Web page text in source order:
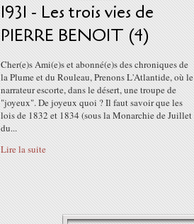
1931 - Les trois vies de
PIERRE BENOIT (4)
Cher(e)s Ami(e)s et abonné(e)s des chroniques de
la Plume et du Rouleau, Prenons L'Atlantide, où le
narrateur escorte, dans le désert, une troupe de
"joyeux". De joyeux quoi ? Il faut savoir que les
lois de 1832 et 1834 (sous la Monarchie de Juillet
du...
Lire la suite